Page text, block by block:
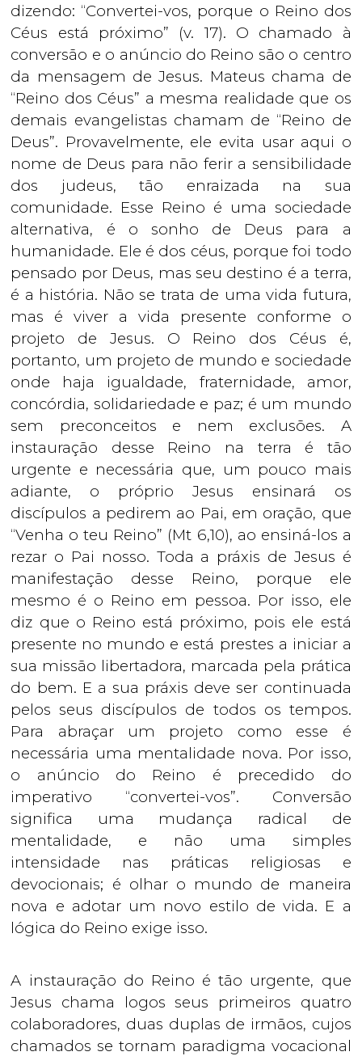
dizendo: “Convertei-vos, porque o Reino dos
Céus está próximo” (v. 17). O chamado à
conversão e o anúncio do Reino são o centro
da mensagem de Jesus. Mateus chama de
“Reino dos Céus” a mesma realidade que os
demais evangelistas chamam de “Reino de
Deus”. Provavelmente, ele evita usar aqui o
nome de Deus para não ferir a sensibilidade
dos judeus, tão enraizada na sua
comunidade. Esse Reino é uma sociedade
alternativa, é o sonho de Deus para a
humanidade. Ele é dos céus, porque foi todo
pensado por Deus, mas seu destino é a terra,
é a história. Não se trata de uma vida futura,
mas é viver a vida presente conforme o
projeto de Jesus. O Reino dos Céus é,
portanto, um projeto de mundo e sociedade
onde haja igualdade, fraternidade, amor,
concórdia, solidariedade e paz; é um mundo
sem preconceitos e nem exclusões. A
instauração desse Reino na terra é tão
urgente e necessária que, um pouco mais
adiante, o próprio Jesus ensinará os
discípulos a pedirem ao Pai, em oração, que
“Venha o teu Reino” (Mt 6,10), ao ensiná-los a
rezar o Pai nosso. Toda a práxis de Jesus é
manifestação desse Reino, porque ele
mesmo é o Reino em pessoa. Por isso, ele
diz que o Reino está próximo, pois ele está
presente no mundo e está prestes a iniciar a
sua missão libertadora, marcada pela prática
do bem. E a sua práxis deve ser continuada
pelos seus discípulos de todos os tempos.
Para abraçar um projeto como esse é
necessária uma mentalidade nova. Por isso,
o anúncio do Reino é precedido do
imperativo “convertei-vos”. Conversão
significa uma mudança radical de
mentalidade, e não uma simples
intensidade nas práticas religiosas e
devocionais; é olhar o mundo de maneira
nova e adotar um novo estilo de vida. E a
lógica do Reino exige isso.
A instauração do Reino é tão urgente, que
Jesus chama logos seus primeiros quatro
colaboradores, duas duplas de irmãos, cujos
chamados se tornam paradigma vocacional